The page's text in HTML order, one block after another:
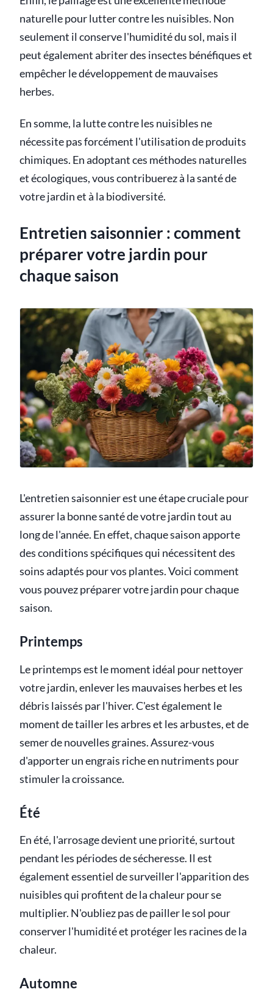
naturelle pour lutter contre les nuisibles. Non
seulement il conserve l'humidité du sol, mais il
peut également abriter des insectes bénéfiques et
empêcher le développement de mauvaises
herbes.
En somme, la lutte contre les nuisibles ne
nécessite pas forcément l'utilisation de produits
chimiques. En adoptant ces méthodes naturelles
et écologiques, vous contribuerez à la santé de
votre jardin et à la biodiversité.
Entretien saisonnier : comment
préparer votre jardin pour
chaque saison
L'entretien saisonnier est une étape cruciale pour
assurer la bonne santé de votre jardin tout au
long de l'année. En effet, chaque saison apporte
des conditions spécifiques qui nécessitent des
soins adaptés pour vos plantes. Voici comment
vous pouvez préparer votre jardin pour chaque
saison.
Printemps
Le printemps est le moment idéal pour nettoyer
votre jardin, enlever les mauvaises herbes et les
débris laissés par l'hiver. C'est également le
moment de tailler les arbres et les arbustes, et de
semer de nouvelles graines. Assurez-vous
d'apporter un engrais riche en nutriments pour
stimuler la croissance.
Été
En été, l'arrosage devient une priorité, surtout
pendant les périodes de sécheresse. Il est
également essentiel de surveiller l'apparition des
nuisibles qui profitent de la chaleur pour se
multiplier. N'oubliez pas de pailler le sol pour
conserver l'humidité et protéger les racines de la
chaleur.
Automne